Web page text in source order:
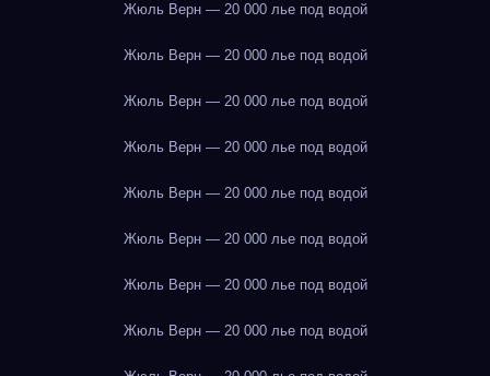
Жюль Верн — 20 000 лье под водой
Жюль Верн — 20 000 лье под водой
Жюль Верн — 20 000 лье под водой
Жюль Верн — 20 000 лье под водой
Жюль Верн — 20 000 лье под водой
Жюль Верн — 20 000 лье под водой
Жюль Верн — 20 000 лье под водой
Жюль Верн — 20 000 лье под водой